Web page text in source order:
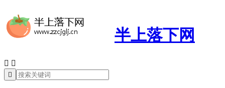
半上落下网
 
